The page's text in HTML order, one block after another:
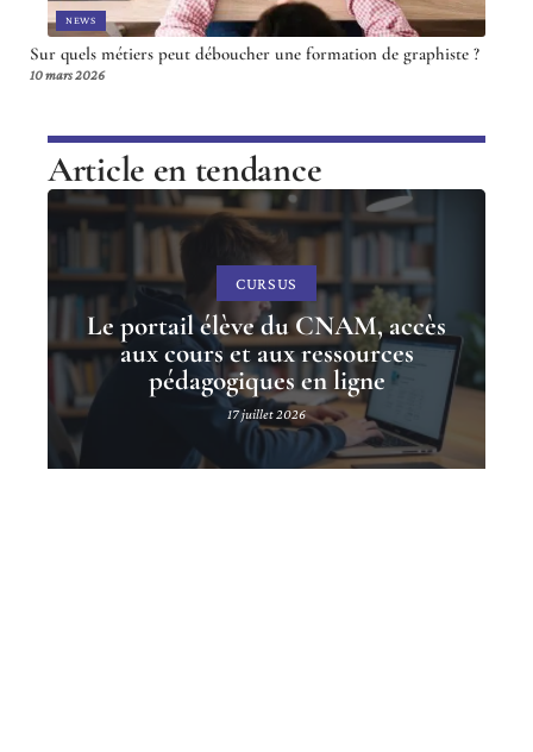
NEWS
Sur quels métiers peut déboucher une formation de graphiste ?
10 mars 2026
Article en tendance
CURSUS
Le portail élève du CNAM, accès
aux cours et aux ressources
pédagogiques en ligne
17 juillet 2026